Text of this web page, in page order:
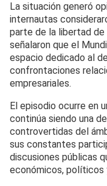
La situación generó
internautas
parte de la libertad
señalaron que el
espacio dedicado al
confrontaciones
empresariales.
El episodio ocurre en
continúa siendo una
controvertidas del
sus constantes
discusiones públicas
económicos, políticos